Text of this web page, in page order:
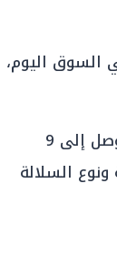
السوق اليوم،
ويُلاحظ من هذه الأرقام أن الفارق بين أعلى وأقل سعر في السوق وصل إلى 9
ونوع السلالة